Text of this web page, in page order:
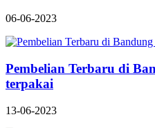
06-06-2023
Pembelian Terbaru di
terpakai
13-06-2023